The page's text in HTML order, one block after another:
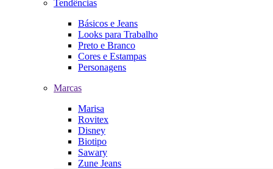
Tendências
Básicos e Jeans
Looks para Trabalho
Preto e Branco
Cores e Estampas
Personagens
Marcas
Marisa
Rovitex
Disney
Biotipo
Sawary
Zune Jeans